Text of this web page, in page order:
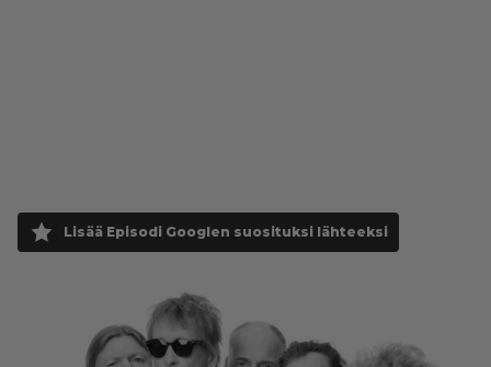
Lisää Episodi Googlen suosituksi lähteeksi